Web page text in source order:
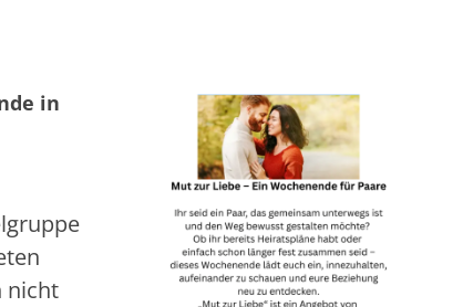
in
nicht